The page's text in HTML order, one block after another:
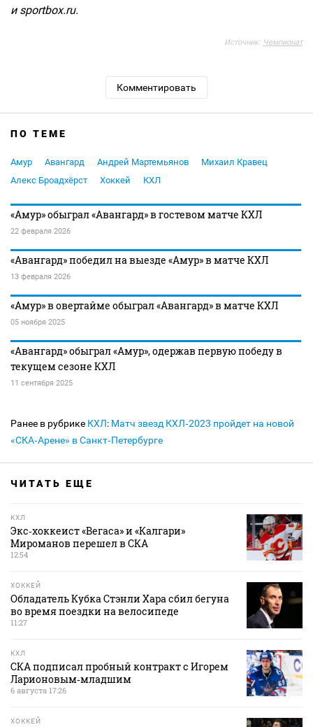
и sportbox.ru.
Источник: Чемпионат
Комментировать
ПО ТЕМЕ
Амур Авангард Андрей Мартемьянов
Михаил Кравец
Алекс Броадхёрст
Хоккей КХЛ
«Амур» обыграл «Авангард» в гостевом матче КХЛ
22 февраля 2026
«Авангард» победил на выезде «Амур» в матче КХЛ
13 февраля 2026
«Амур» в овертайме обыграл «Авангард» в матче КХЛ
05 ноября 2025
«Авангард» обыграл «Амур», одержав первую победу в
текущем сезоне КХЛ
11 сентября 2025
Ранее в рубрике КХЛ: Матч звезд КХЛ‑2023 пройдет на новой
«СКА‑Арене» в Санкт‑Петербурге
ЧИТАТЬ ЕЩЕ
КХЛ
Экс‑хоккеист «Вегаса» и «Калгари»
Мироманов перешел в СКА
12:54
ХОККЕЙ
Обладатель Кубка Стэнли Хара сбил бегуна
во время поездки на велосипеде
11:27
КХЛ
СКА подписал пробный контракт с Игорем
Ларионовым‑младшим
6 августа 17:26
ХОККЕЙ